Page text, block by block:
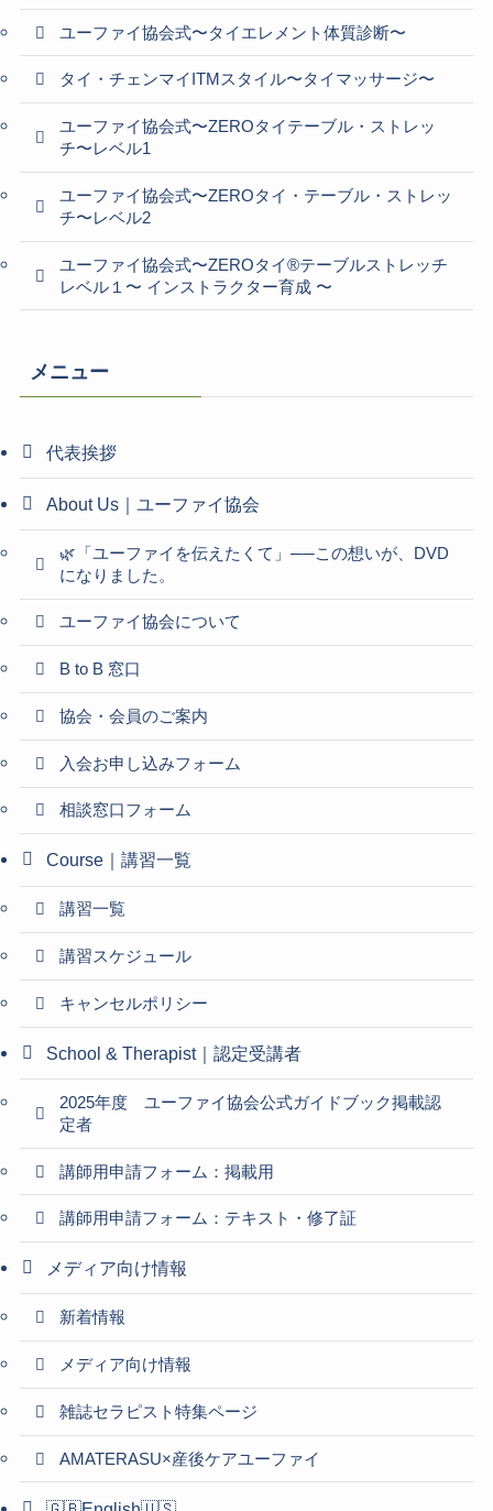
ユーファイ協会式〜タイエレメント体質診断〜
タイ・チェンマイITMスタイル〜タイマッサージ〜
ユーファイ協会式〜ZEROタイテーブル・ストレッ
チ〜レベル1
ユーファイ協会式〜ZEROタイ・テーブル・ストレッ
チ〜レベル2
ユーファイ協会式〜ZEROタイ®テーブルストレッチ
レベル１〜 インストラクター育成 〜
メニュー
代表挨拶
About Us｜ユーファイ協会
🌿「ユーファイを伝えたくて」──この想いが、DVD
になりました。
ユーファイ協会について
B to B 窓口
協会・会員のご案内
入会お申し込みフォーム
相談窓口フォーム
Course｜講習一覧
講習一覧
講習スケジュール
キャンセルポリシー
School & Therapist｜認定受講者
2025年度 ユーファイ協会公式ガイドブック掲載認
定者
講師用申請フォーム：掲載用
講師用申請フォーム：テキスト・修了証
メディア向け情報
新着情報
メディア向け情報
雑誌セラピスト特集ページ
AMATERASU×産後ケアユーファイ